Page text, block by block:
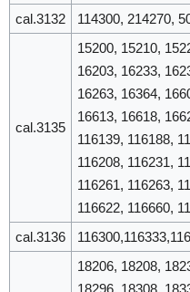
cal.3132 114300, 214270,
cal.3135
15200, 15210,
16203, 16233,
16263, 16364,
16613, 16618,
116139, 116188,
116208, 116231,
116261, 116263,
116622, 116660,
cal.3136
18206, 18208,
18296, 18308,